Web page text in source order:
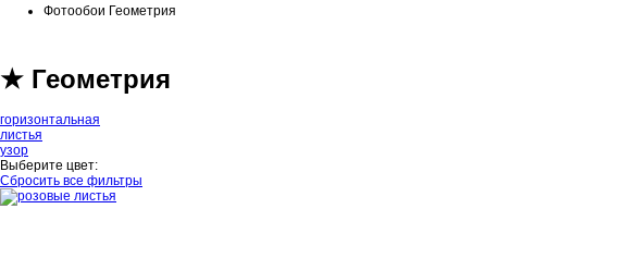
Фотообои Геометрия
★ Геометрия
горизонтальная
листья
узор
Выберите цвет:
Сбросить все фильтры